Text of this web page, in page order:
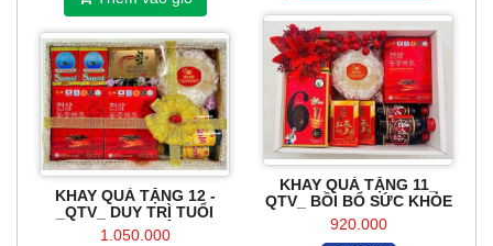
KHAY QUÀ TẶNG 11_
QTV_ BỒI BỔ SỨC KHỎE
920.000
KHAY QUÀ TẶNG 12 -
_QTV_ DUY TRÌ TUỔI
THANH XUÂN
1.050.000